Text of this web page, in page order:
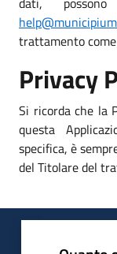
trattamento
Privacy
Si ricorda che la
questa
specifica, è
del Titolare del